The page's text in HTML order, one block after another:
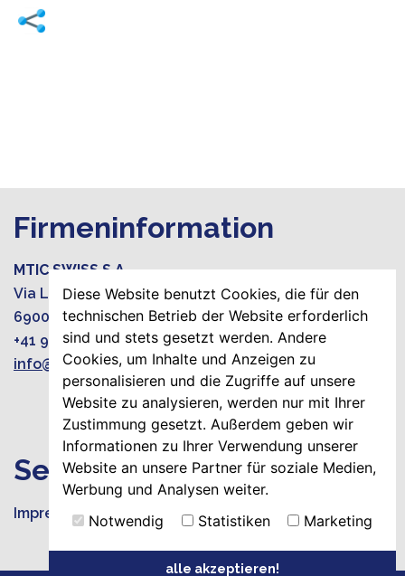
Firmeninformation
MTIC SWISS S.A.
Via Luciano Zuccoli 19
6900 Lugano-Paradiso, Switzerland
+41 919220015
info@mtic-group.org
Seiten
Impressum
Diese Website benutzt Cookies, die für den
technischen Betrieb der Website erforderlich
sind und stets gesetzt werden. Andere
Cookies, um Inhalte und Anzeigen zu
personalisieren und die Zugriffe auf unsere
Website zu analysieren, werden nur mit Ihrer
Zustimmung gesetzt. Außerdem geben wir
Informationen zu Ihrer Verwendung unserer
Website an unsere Partner für soziale Medien,
Werbung und Analysen weiter.
Notwendig
Statistiken Marketing
alle akzeptieren!